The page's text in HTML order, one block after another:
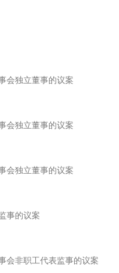
独立董事的议案
独立董事的议案
独立董事的议案
事的议案
非职工代表监事的议案